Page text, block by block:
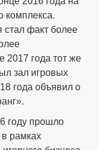
комплекса.
стал факт более
2017 года тот же
зал игровых
года объявил о
году прошло
рамках